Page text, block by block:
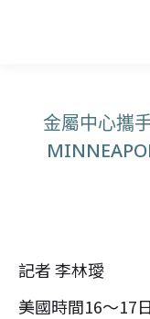
金屬中心攜
記者 李林璦
美國時間16～17